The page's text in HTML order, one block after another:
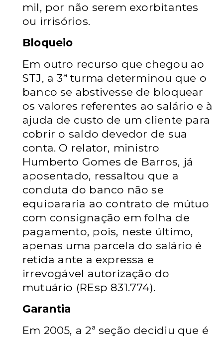
mil, por não serem exorbitantes
ou irrisórios.
Bloqueio
Em outro recurso que chegou ao
STJ, a 3ª turma determinou que o
banco se abstivesse de bloquear
os valores referentes ao salário e à
ajuda de custo de um cliente para
cobrir o saldo devedor de sua
conta. O relator, ministro
Humberto Gomes de Barros, já
aposentado, ressaltou que a
conduta do banco não se
equipararia ao contrato de mútuo
com consignação em folha de
pagamento, pois, neste último,
apenas uma parcela do salário é
retida ante a expressa e
irrevogável autorização do
mutuário (REsp 831.774).
Garantia
Em 2005, a 2ª seção decidiu que é